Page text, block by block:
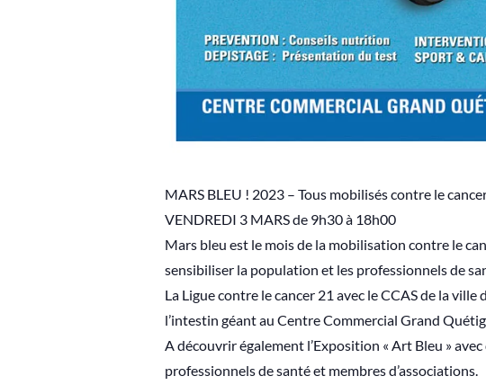
MARS BLEU ! 2023 – Tous mobilisés contre le
VENDREDI 3 MARS de 9h30 à 18h00
Mars bleu est le mois de la mobilisation contre le
sensibiliser la population et les professionnels de
La Ligue contre le cancer 21 avec le CCAS de la
l’intestin géant au Centre Commercial Grand
A découvrir également l’Exposition « Art Bleu »
professionnels de santé et membres d’associations.